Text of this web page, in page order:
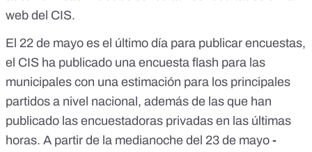
web del CIS.
El 22 de mayo es el último día para publicar encuestas,
el CIS ha publicado una encuesta flash para las
municipales con una estimación para los principales
partidos a nivel nacional, además de las que han
publicado las encuestadoras privadas en las últimas
horas. A partir de la medianoche del 23 de mayo -